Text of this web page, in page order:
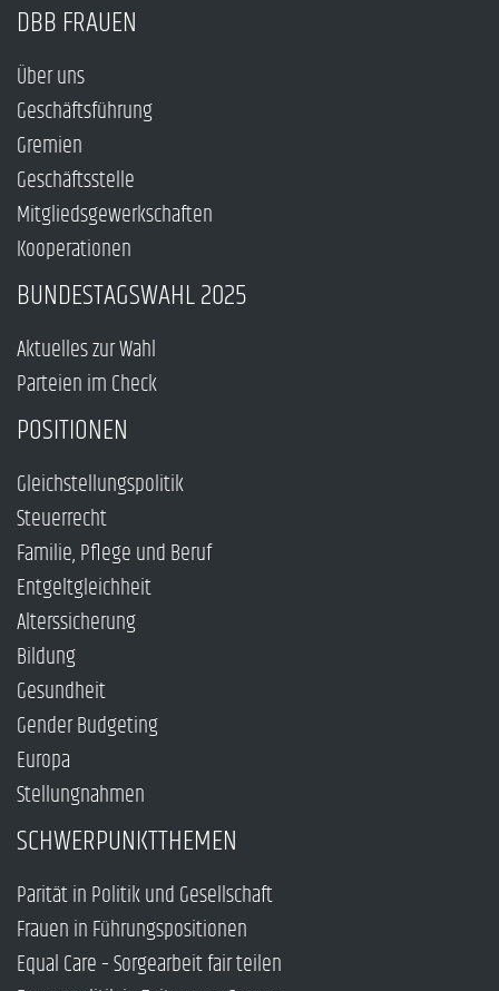
DBB FRAUEN
Über uns
Geschäftsführung
Gremien
Geschäftsstelle
Mitgliedsgewerkschaften
Kooperationen
BUNDESTAGSWAHL 2025
Aktuelles zur Wahl
Parteien im Check
POSITIONEN
Gleichstellungspolitik
Steuerrecht
Familie, Pflege und Beruf
Entgeltgleichheit
Alterssicherung
Bildung
Gesundheit
Gender Budgeting
Europa
Stellungnahmen
SCHWERPUNKTTHEMEN
Parität in Politik und Gesellschaft
Frauen in Führungspositionen
Equal Care – Sorgearbeit fair teilen